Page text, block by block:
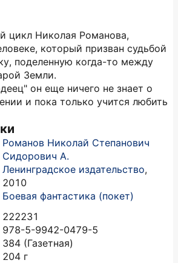
цикл Николая Романова,
который призван судьбой
поделенную когда-то между
Земли.
он еще ничего не знает о
и пока только учится любить
Романов Николай Степанович
Сидорович А.
Ленинградское издательство,
2010
Боевая фантастика (покет)
222231
978-5-9942-0479-5
384 (Газетная)
204 г